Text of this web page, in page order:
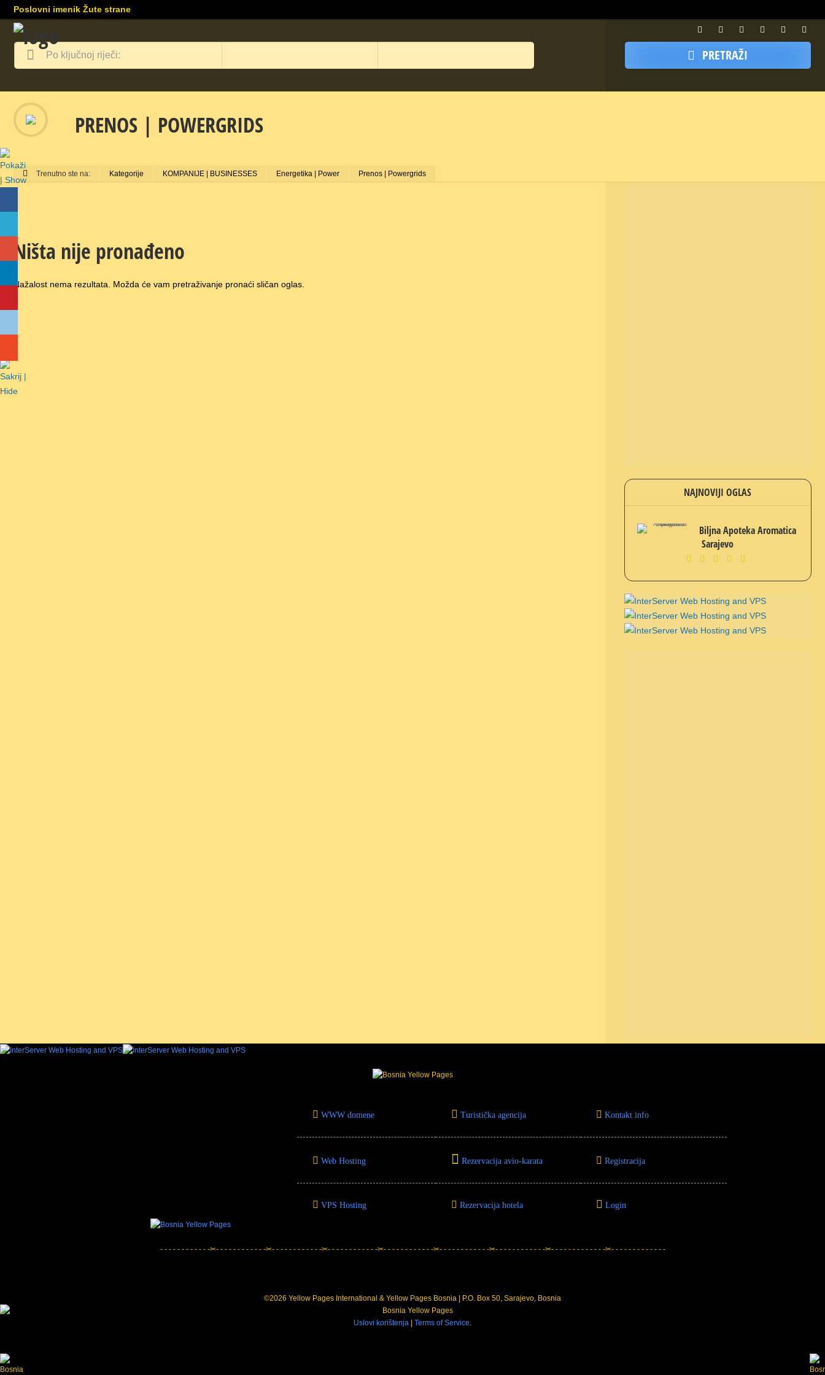
Poslovni imenik Žute strane
PRETRAŽI
PRENOS | POWERGRIDS
Trenutno ste na: Kategorije KOMPANIJE | BUSINESSES Energetika | Power Prenos | Powergrids
Ništa nije pronađeno
Nažalost nema rezultata. Možda će vam pretraživanje pronaći sličan oglas.
NAJNOVIJI OGLAS
Biljna Apoteka Aromatica
Sarajevo
WWW domene Turistička agencija Kontakt info
Web Hosting Rezervacija avio-karata Registracija
VPS Hosting Rezervacija hotela Login
- - - - - - - - - - - -✂- - - - - - - - - - - -✂- - - - - - - - - - - -✂- - - - - - - - - - - -✂- - - - - - - - - - - -✂- - - - - - - - - - - -✂- - - - - - - - - - - -✂- - - - - - - - - - - - -✂- - - - - - - - - - - - -
©2026 Yellow Pages International & Yellow Pages Bosnia | P.O. Box 50, Sarajevo, Bosnia
Uslovi korištenja Terms of Service.